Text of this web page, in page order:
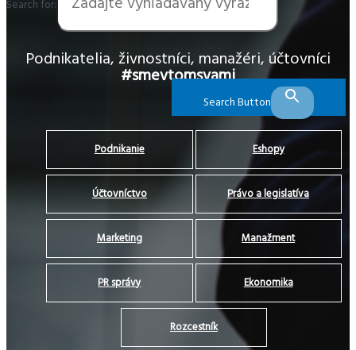
Search for:
Search Button
Podnikatelia, živnostníci, manažéri, účtovníci
#smevtomsvami
Podnikanie Eshopy
Účtovníctvo Právo a legislatíva
Marketing Manažment
PR správy Ekonomika
Rozcestník